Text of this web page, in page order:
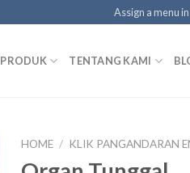
Assign a menu
PRODUK TENTANG KAMI
HOME / KLIK PANGANDARAN